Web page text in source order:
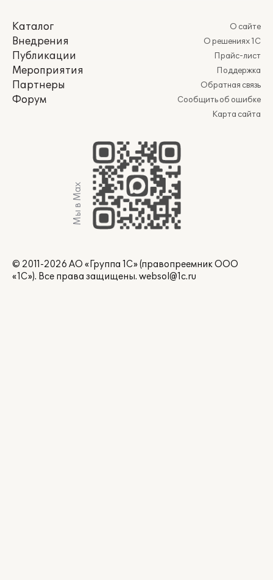
Каталог
Внедрения
Публикации
Мероприятия
Партнеры
Форум
О сайте
О решениях 1С
Прайс-лист
Поддержка
Обратная связь
Сообщить об ошибке
Карта сайта
Мы в Max
© 2011-2026 АО «Группа 1С» (правопреемник ООО
«1С»). Все права защищены. websol@1c.ru